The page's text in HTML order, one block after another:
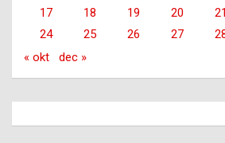
17
18 19 20 21
24
25 26 27
« okt
dec »